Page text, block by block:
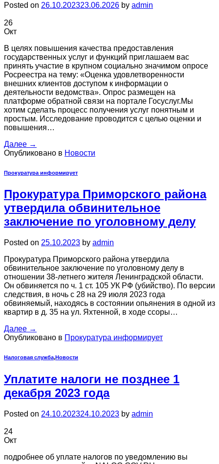
Posted on 26.10.202323.06.2026 by admin
26
Окт
В целях повышения качества предоставления
государственных услуг и функций приглашаем вас
принять участие в крупном социально значимом опросе
Росреестра на тему: «Оценка удовлетворенности
внешних клиентов доступом к информации о
деятельности ведомства». Опрос размещен на
платформе обратной связи на портале Госуслуг.Мы
хотим сделать процесс получения услуг понятным и
простым. Исследование проводится с целью оценки и
повышения…
Далее →
Опубликовано в Новости
Прокуратура информирует
Прокуратура Приморского района
утвердила обвинительное
заключение по уголовному делу
Posted on 25.10.2023 by admin
Прокуратура Приморского района утвердила
обвинительное заключение по уголовному делу в
отношении 38-летнего жителя Ленинградской области.
Он обвиняется по ч. 1 ст. 105 УК РФ (убийство). По версии
следствия, в ночь с 28 на 29 июля 2023 года
обвиняемый, находясь в состоянии опьянения в одной из
квартир в д. 35 на ул. Яхтенной, в ходе ссоры…
Далее →
Опубликовано в Прокуратура информирует
Налоговая служба,Новости
Уплатите налоги не позднее 1
декабря 2023 года
Posted on 24.10.202324.10.2023 by admin
24
Окт
подробнее об уплате налогов по уведомлению вы